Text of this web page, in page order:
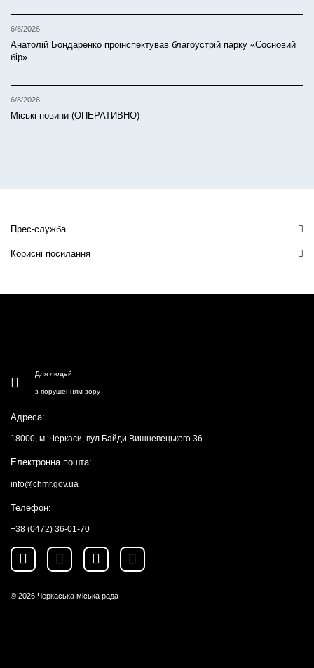
6/8/2026
Анатолій Бондаренко проінспектував благоустрій парку «Сосновий
бір»
6/8/2026
Міські новини (ОПЕРАТИВНО)
Прес-служба
Корисні посилання
Для людей
з порушенням зору
Адреса:
18000, м. Черкаси, вул.Байди Вишневецького 36
Електронна пошта:
info@chmr.gov.ua
Телефон:
+38 (0472) 36-01-70
© 2026 Черкаська міська рада